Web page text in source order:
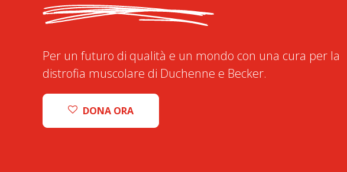
Per un futuro di qualità e un mondo con una cura per la
distrofia muscolare di Duchenne e Becker.
DONA ORA